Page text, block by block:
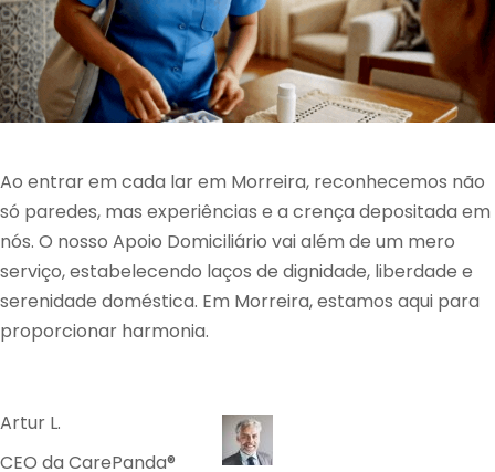
Ao entrar em cada lar em Morreira, reconhecemos não
só paredes, mas experiências e a crença depositada em
nós. O nosso Apoio Domiciliário vai além de um mero
serviço, estabelecendo laços de dignidade, liberdade e
serenidade doméstica. Em Morreira, estamos aqui para
proporcionar harmonia.
Artur L.
CEO da CarePanda®